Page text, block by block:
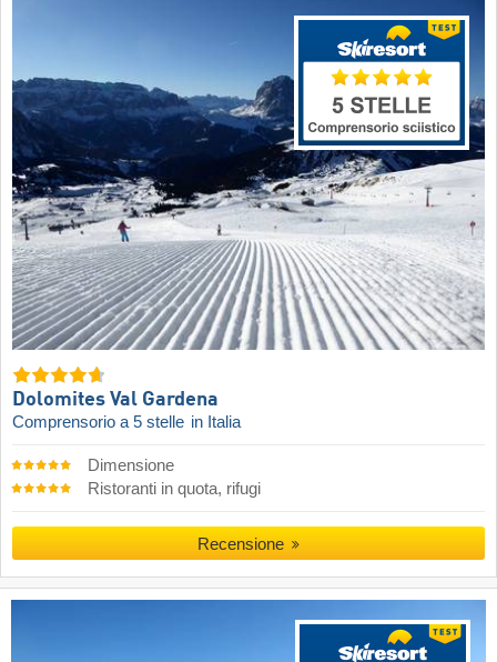
Dolomites Val Gardena
Comprensorio a 5 stelle in Italia
Dimensione
Ristoranti in quota, rifugi
Recensione